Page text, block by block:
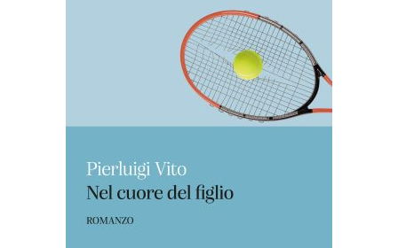
AGGIUNGI AL CARRELLO